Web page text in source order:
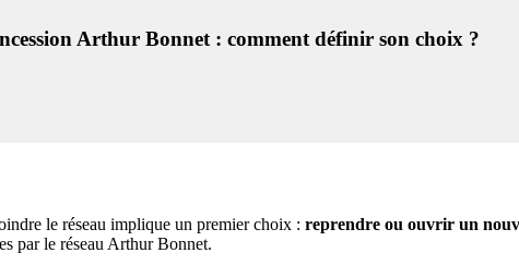
Arthur Bonnet : comment définir son choix ?
le réseau implique un premier choix : reprendre ou ouvrir un
par le réseau Arthur Bonnet.